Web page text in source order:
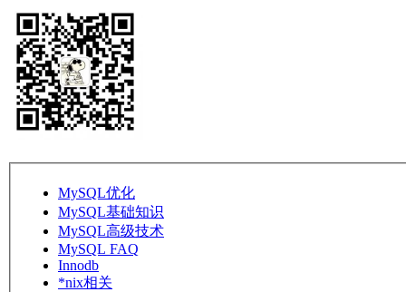
MySQL优化
MySQL基础知识
MySQL高级技术
MySQL FAQ
Innodb
*nix相关